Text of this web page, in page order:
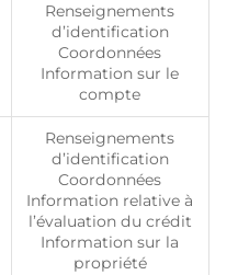
Renseignements
d’identification
Coordonnées
Information sur le
compte
Renseignements
d’identification
Coordonnées
Information relative à
l’évaluation du crédit
Information sur la
propriété